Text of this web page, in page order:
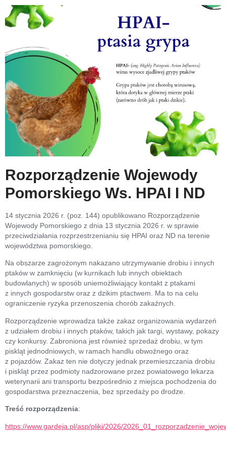
Rozporządzenie Wojewody
Pomorskiego Ws. HPAI I ND
14 stycznia 2026 r. (poz. 144) opublikowano Rozporządzenie
Wojewody Pomorskiego z dnia 13 stycznia 2026 r. w sprawie
przeciwdziałania rozprzestrzenianiu się HPAI oraz ND na terenie
województwa pomorskiego.
Na obszarze zagrożonym nakazano utrzymywanie drobiu i innych
ptaków w zamknięciu (w kurnikach lub innych obiektach
budowlanych) w sposób uniemożliwiający kontakt z ptakami
z innych gospodarstw oraz z dzikim ptactwem. Ma to na celu
ograniczenie ryzyka przenoszenia chorób zakaźnych.
Rozporządzenie wprowadza także zakaz organizowania wydarzeń
z udziałem drobiu i innych ptaków, takich jak targi, wystawy, pokazy
czy konkursy. Zabroniona jest również sprzedaż drobiu, w tym
piskląt jednodniowych, w ramach handlu obwoźnego oraz
z pojazdów. Zakaz ten nie dotyczy jednak przemieszczania drobiu
i piskląt przez podmioty nadzorowane przez powiatowego lekarza
weterynarii ani transportu bezpośrednio z miejsca pochodzenia do
gospodarstwa przeznaczenia, bez sprzedaży po drodze.
Treść rozporządzenia:
https://www.gardeja.pl/asp/pliki/2026/